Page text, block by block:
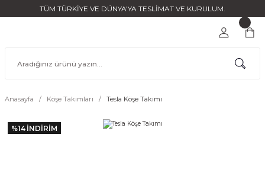
TÜM TÜRKİYE VE DÜNYA'YA TESLİMAT VE KURULUM.
Anasayfa Köşe Takımları Tesla Köşe Takımı
%14 İNDİRİM